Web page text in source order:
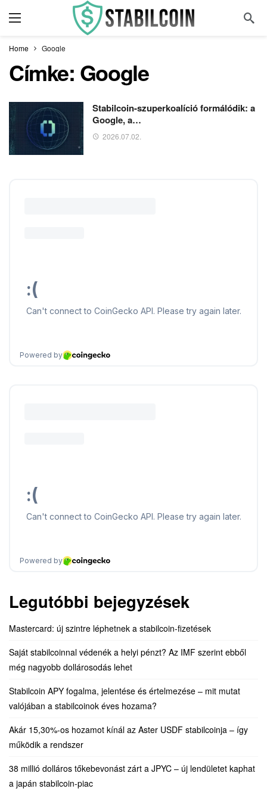
Home Google
Címke: Google
Stabilcoin-szuperkoalíció formálódik: a
Google, a…
2026.07.02.
Legutóbbi bejegyzések
Mastercard: új szintre léphetnek a stabilcoin-fizetések
Saját stabilcoinnal védenék a helyi pénzt? Az IMF szerint ebből
még nagyobb dollárosodás lehet
Stabilcoin APY fogalma, jelentése és értelmezése – mit mutat
valójában a stabilcoinok éves hozama?
Akár 15,30%-os hozamot kínál az Aster USDF stabilcoinja – így
működik a rendszer
38 millió dolláros tőkebevonást zárt a JPYC – új lendületet kaphat
a japán stabilcoin-piac